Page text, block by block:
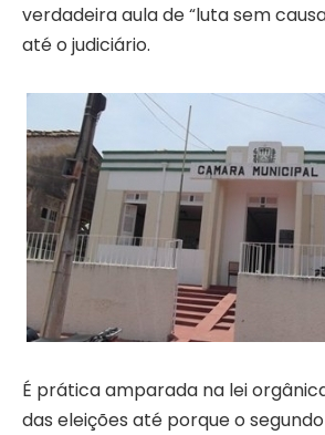
verdadeira aula de “luta sem
até o judiciário.
É prática amparada na lei
das eleições até porque o